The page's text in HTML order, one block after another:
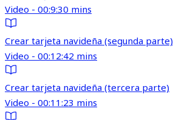
Video - 00:9:30 mins
Crear tarjeta navideña (segunda parte)
Video - 00:12:42 mins
Crear tarjeta navideña (tercera parte)
Video - 00:11:23 mins